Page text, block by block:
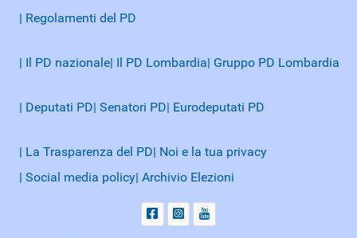
| Regolamenti del PD
| Il PD nazionale| Il PD Lombardia| Gruppo PD Lombardia
| Deputati PD| Senatori PD| Eurodeputati PD
| La Trasparenza del PD| Noi e la tua privacy
| Social media policy| Archivio Elezioni